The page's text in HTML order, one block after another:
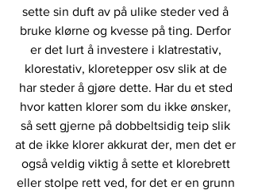
sette sin duft av på ulike steder ved å
bruke klørne og kvesse på ting. Derfor
er det lurt å investere i klatrestativ,
klorestativ, kloretepper osv slik at de
har steder å gjøre dette. Har du et sted
hvor katten klorer som du ikke ønsker,
så sett gjerne på dobbeltsidig teip slik
at de ikke klorer akkurat der, men det er
også veldig viktig å sette et klorebrett
eller stolpe rett ved, for det er en grunn